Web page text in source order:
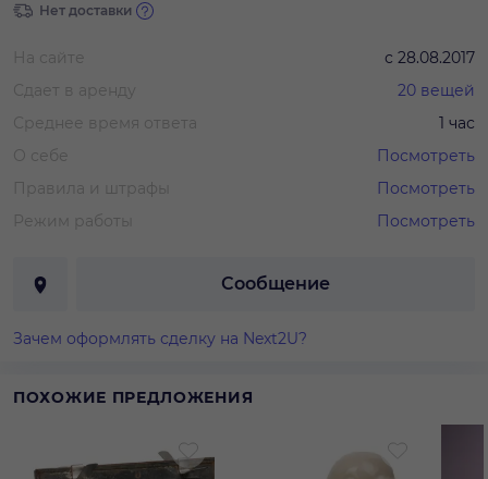
Нет доставки
На сайте с 28.08.2017
Сдает в аренду
20 вещей
Среднее время ответа
1 час
О себе
Посмотреть
Правила и штрафы
Посмотреть
Режим работы
Посмотреть
Сообщение
Зачем оформлять сделку на Next2U?
ПОХОЖИЕ ПРЕДЛОЖЕНИЯ